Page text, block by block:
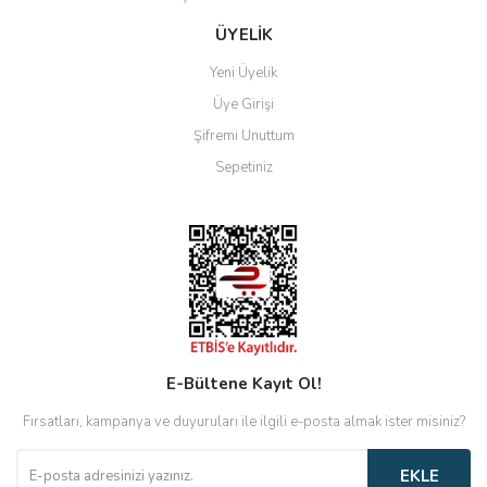
ÜYELİK
Yeni Üyelik
Üye Girişi
Şifremi Unuttum
Sepetiniz
E-Bültene Kayıt Ol!
Fırsatları, kampanya ve duyuruları ile ilgili e-posta almak ister misiniz?
EKLE